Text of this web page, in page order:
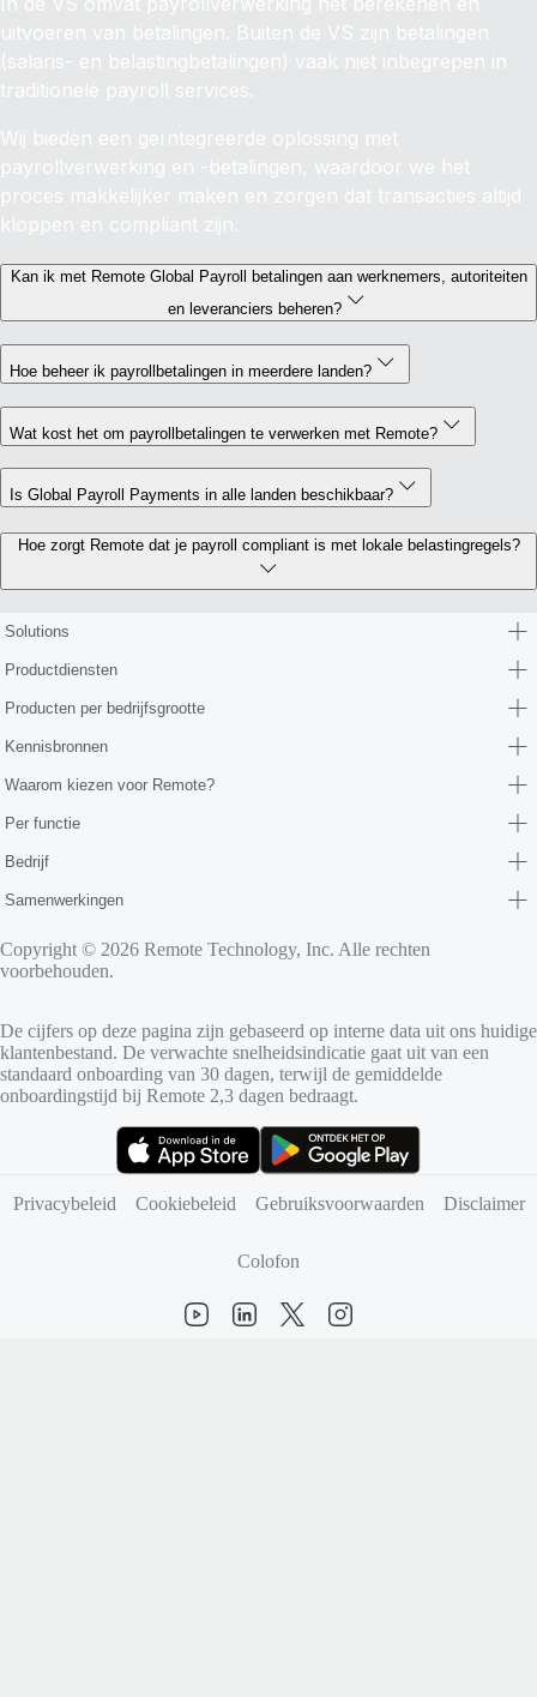
uitvoeren van betalingen. Buiten de VS zijn betalingen
(salaris- en belastingbetalingen) vaak niet inbegrepen in
traditionele payroll services.
Wij bieden een geïntegreerde oplossing met
payrollverwerking en -betalingen, waardoor we het
proces makkelijker maken en zorgen dat transacties altijd
kloppen en compliant zijn.
Kan ik met Remote Global Payroll betalingen aan werknemers, autoriteiten
en leveranciers beheren?
Hoe beheer ik payrollbetalingen in meerdere landen?
Wat kost het om payrollbetalingen te verwerken met Remote?
Is Global Payroll Payments in alle landen beschikbaar?
Hoe zorgt Remote dat je payroll compliant is met lokale belastingregels?
Solutions
Productdiensten
Producten per bedrijfsgrootte
Kennisbronnen
Waarom kiezen voor Remote?
Per functie
Bedrijf
Samenwerkingen
Copyright © 2026 Remote Technology, Inc. Alle rechten
voorbehouden.
De cijfers op deze pagina zijn gebaseerd op interne data uit ons huidige
klantenbestand. De verwachte snelheidsindicatie gaat uit van een
standaard onboarding van 30 dagen, terwijl de gemiddelde
onboardingstijd bij Remote 2,3 dagen bedraagt.
Privacybeleid
Cookiebeleid Gebruiksvoorwaarden Disclaimer
Colofon